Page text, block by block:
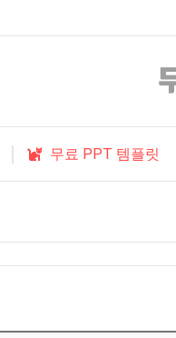
무료 PPT 템플릿